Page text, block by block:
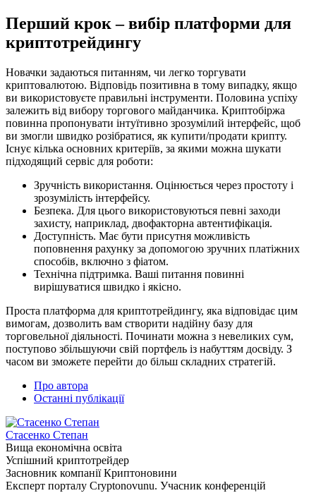
Перший крок – вибір платформи для
криптотрейдингу
Новачки задаються питанням, чи легко торгувати
криптовалютою. Відповідь позитивна в тому випадку, якщо
ви використовуєте правильні інструменти. Половина успіху
залежить від вибору торгового майданчика. Криптобіржа
повинна пропонувати інтуїтивно зрозумілий інтерфейс, щоб
ви змогли швидко розібратися, як купити/продати крипту.
Існує кілька основних критеріїв, за якими можна шукати
підходящий сервіс для роботи:
Зручність використання. Оцінюється через простоту і
зрозумілість інтерфейсу.
Безпека. Для цього використовуються певні заходи
захисту, наприклад, двофакторна автентифікація.
Доступність. Має бути присутня можливість
поповнення рахунку за допомогою зручних платіжних
способів, включно з фіатом.
Технічна підтримка. Ваші питання повинні
вирішуватися швидко і якісно.
Проста платформа для криптотрейдингу, яка відповідає цим
вимогам, дозволить вам створити надійну базу для
торговельної діяльності. Починати можна з невеликих сум,
поступово збільшуючи свій портфель із набуттям досвіду. З
часом ви зможете перейти до більш складних стратегій.
Про автора
Останні публікації
Стасенко Степан
Вища економічна освіта
Успішний криптотрейдер
Засновник компанії Криптоновини
Експерт порталу Cryptonovunu. Учасник конференцій